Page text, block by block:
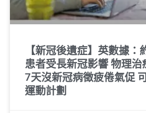
【新冠後遺症】英數據：
患者受長新冠影響 物理治
7天沒新冠病徵疲倦氣促
運動計劃